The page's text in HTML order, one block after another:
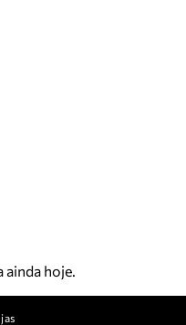
ainda hoje.